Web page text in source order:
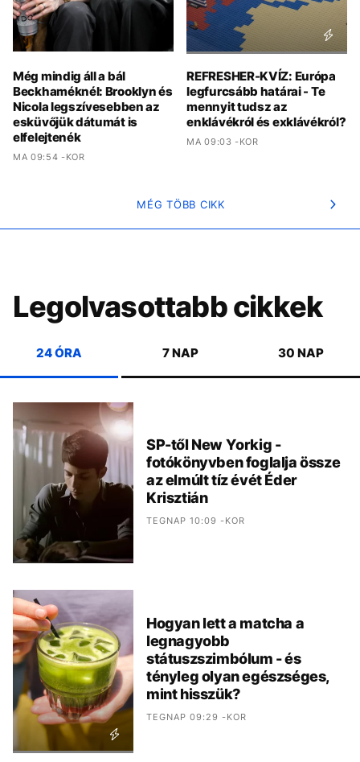
Még mindig áll a bál
Beckhaméknél: Brooklyn és
Nicola legszívesebben az
esküvőjük dátumát is
elfelejtenék
MA 09:54 -KOR
REFRESHER-KVÍZ: Európa
legfurcsább határai - Te
mennyit tudsz az
enklávékról és exklávékról?
MA 09:03 -KOR
MÉG TÖBB CIKK
Legolvasottabb cikkek
24 ÓRA 7 NAP 30 NAP
SP-től New Yorkig -
fotókönyvben foglalja össze
az elmúlt tíz évét Éder
Krisztián
TEGNAP 10:09 -KOR
Hogyan lett a matcha a
legnagyobb
státuszszimbólum - és
tényleg olyan egészséges,
mint hisszük?
TEGNAP 09:29 -KOR